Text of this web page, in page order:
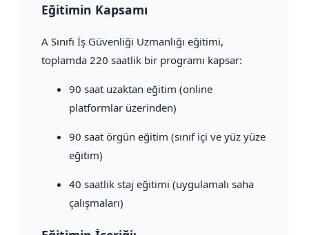
Eğitimin Kapsamı
A Sınıfı İş Güvenliği Uzmanlığı eğitimi,
toplamda 220 saatlik bir programı kapsar:
90 saat uzaktan eğitim (online
platformlar üzerinden)
90 saat örgün eğitim (sınıf içi ve yüz yüze
eğitim)
40 saatlik staj eğitimi (uygulamalı saha
çalışmaları)